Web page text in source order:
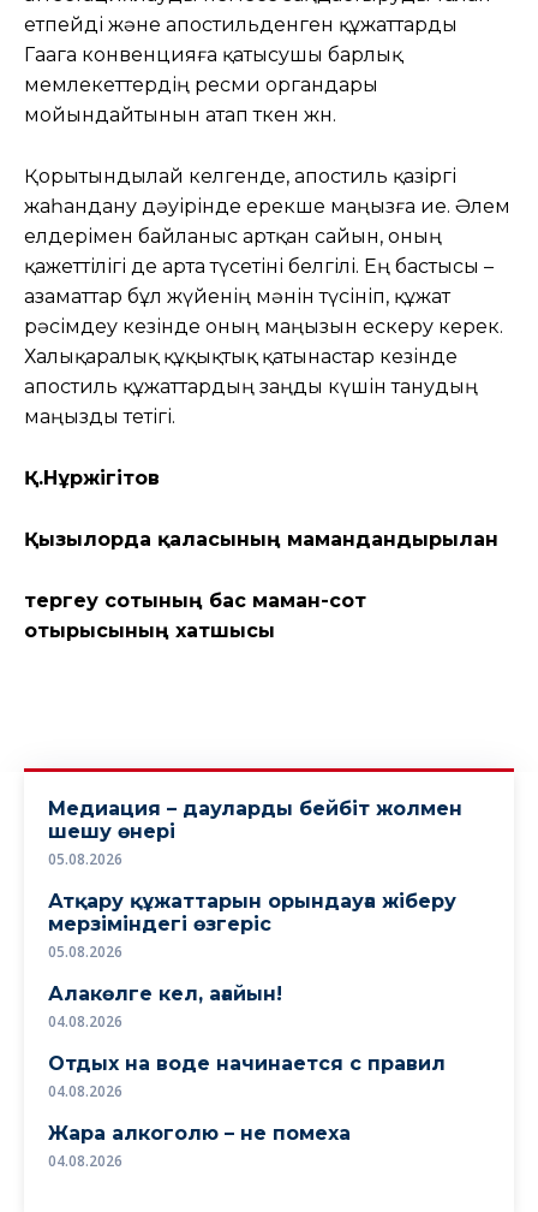
етпейді және апостильденген құжаттарды
Гаага конвенцияға қатысушы барлық
мемлекеттердің ресми органдары
мойындайтынын атап өткен жөн.
Қорытындылай келгенде, апостиль қазіргі
жаһандану дәуірінде ерекше маңызға ие. Әлем
елдерімен байланыс артқан сайын, оның
қажеттілігі де арта түсетіні белгілі. Ең бастысы –
азаматтар бұл жүйенің мәнін түсініп, құжат
рәсімдеу кезінде оның маңызын ескеру керек.
Халықаралық құқықтық қатынастар кезінде
апостиль құжаттардың заңды күшін танудың
маңызды тетігі.
Қ.Нұржігітов
Қызылорда қаласының мамандандырылған
тергеу сотының бас маман-сот
отырысының хатшысы
Медиация – дауларды бейбіт жолмен
шешу өнері
05.08.2026
Атқару құжаттарын орындауға жіберу
мерзіміндегі өзгеріс
05.08.2026
Алакөлге кел, ағайын!
04.08.2026
Отдых на воде начинается с правил
04.08.2026
Жара алкоголю – не помеха
04.08.2026